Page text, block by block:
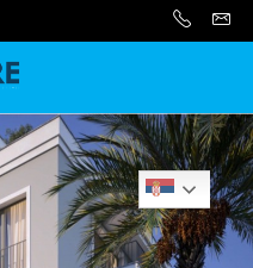
Serbian